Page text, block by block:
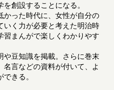
創設することになる。
かった時代に、女性が自分の
いく力が必要と考えた明治時
習まんがで楽しくわかりやす
や豆知識を掲載。さらに巻末
言などの資料が付いて、よ
きる。